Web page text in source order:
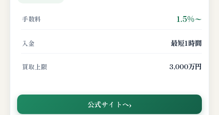
手数料 1.5%〜
入金 最短1時間
買取上限 3,000万円
公式サイトへ